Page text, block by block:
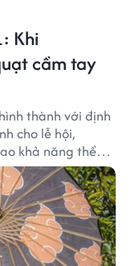
Khi
cầm tay
thành với định
cho lễ hội,
khả năng thể
thương hiệu,
tạo được
từng bước mở